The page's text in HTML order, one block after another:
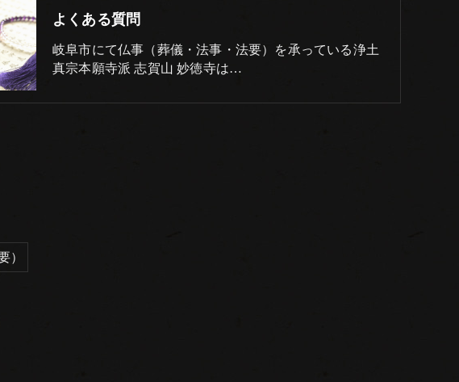
よくある質問
岐阜市にて仏事（葬儀・法事・法要）を承っている浄土
真宗本願寺派 志賀山 妙徳寺は…
）